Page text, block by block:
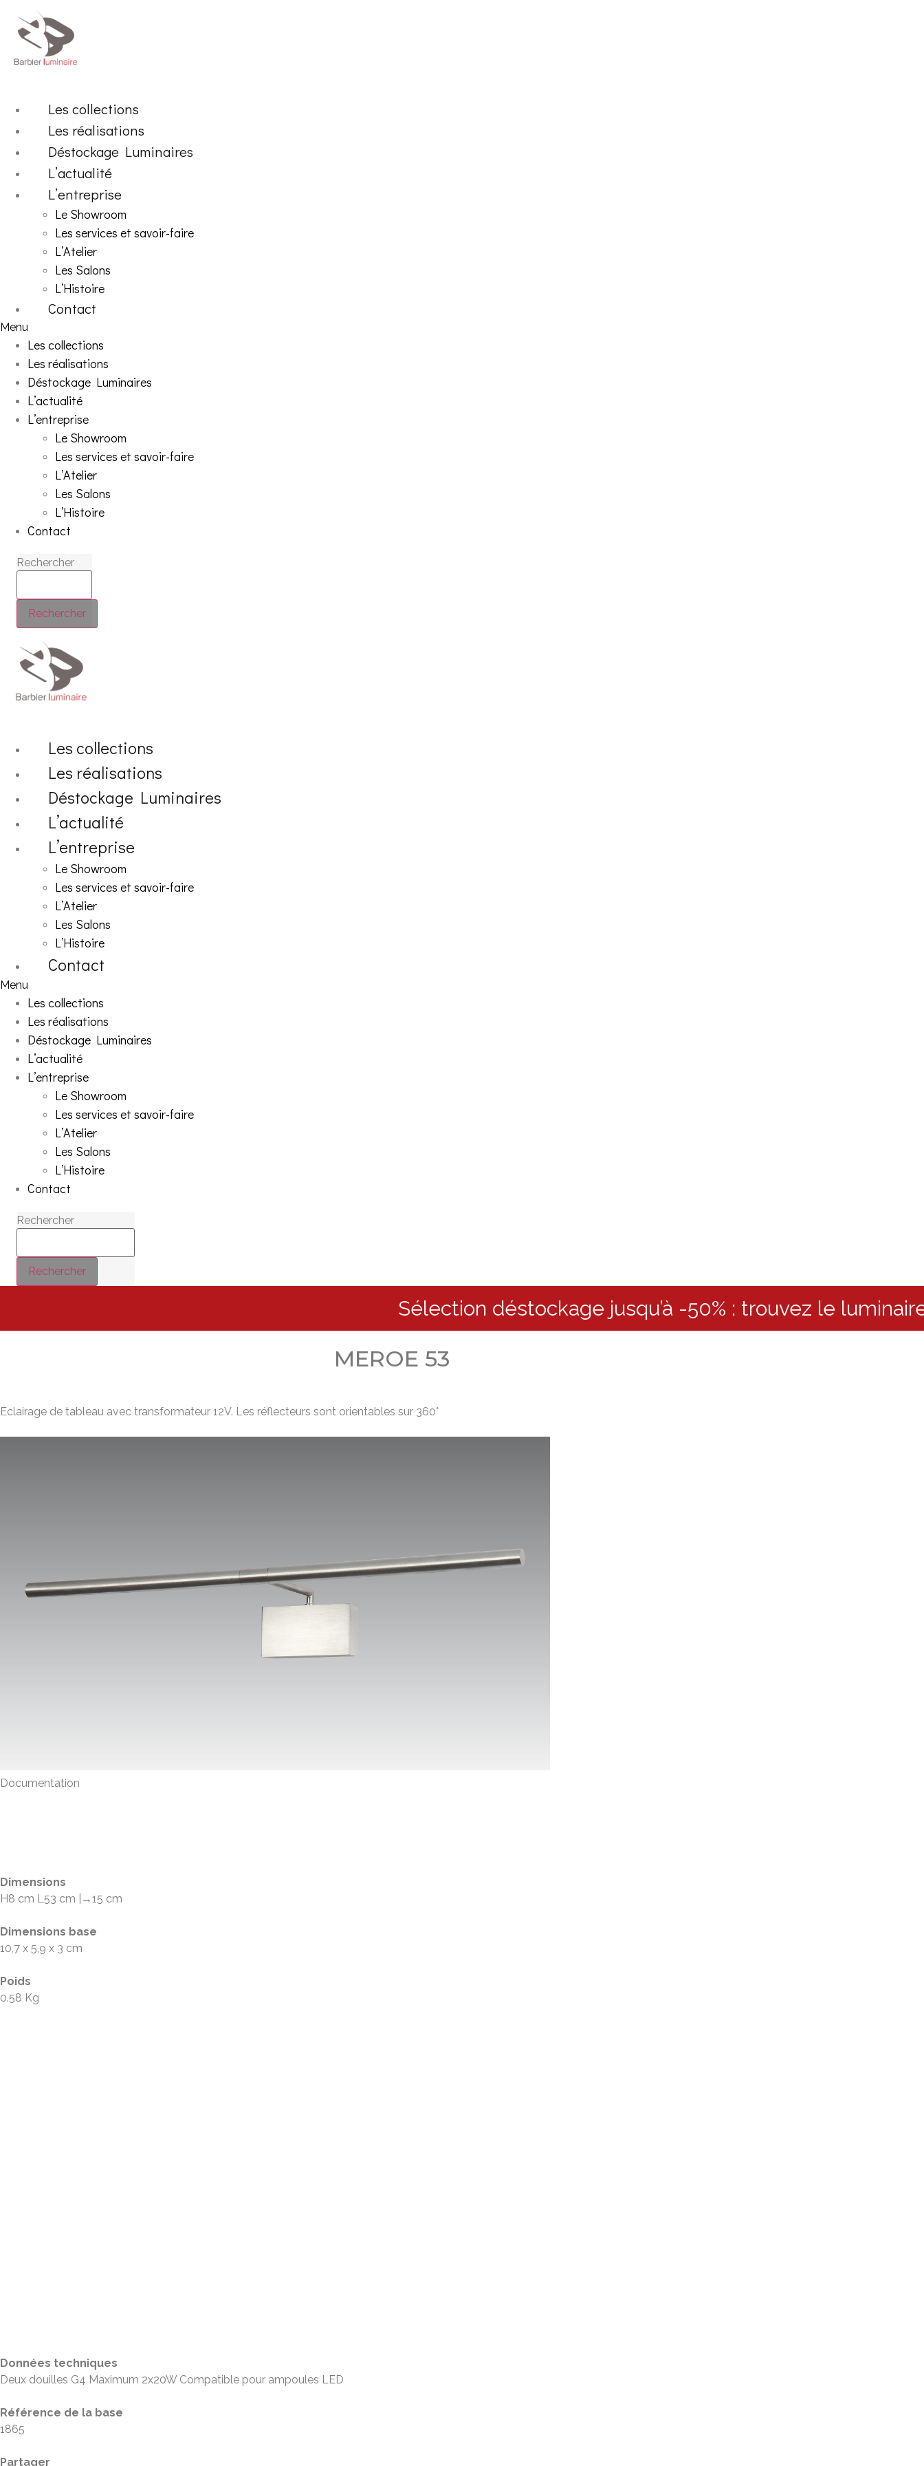
contenu
Les collections
Les réalisations
Déstockage Luminaires
L’actualité
L’entreprise
Le Showroom
Les services et savoir-faire
L’Atelier
Les Salons
L’Histoire
Contact
Menu
Les collections
Les réalisations
Déstockage Luminaires
L’actualité
L’entreprise
Le Showroom
Les services et savoir-faire
L’Atelier
Les Salons
L’Histoire
Contact
Rechercher
Rechercher
Les collections
Les réalisations
Déstockage Luminaires
L’actualité
L’entreprise
Le Showroom
Les services et savoir-faire
L’Atelier
Les Salons
L’Histoire
Contact
Menu
Les collections
Les réalisations
Déstockage Luminaires
L’actualité
L’entreprise
Le Showroom
Les services et savoir-faire
L’Atelier
Les Salons
L’Histoire
Contact
Rechercher
Rechercher
Sélection déstockage jusqu’à -50% : trouvez le luminaire
MEROE 53
Eclairage de tableau avec transformateur 12V. Les réflecteurs sont orientables sur 360°
Documentation
Dimensions
H8 cm L53 cm |→15 cm
Dimensions base
10,7 x 5,9 x 3 cm
Poids
0.58 Kg
Données techniques
Deux douilles G4 Maximum 2x20W Compatible pour ampoules LED
Référence de la base
1865
Partager